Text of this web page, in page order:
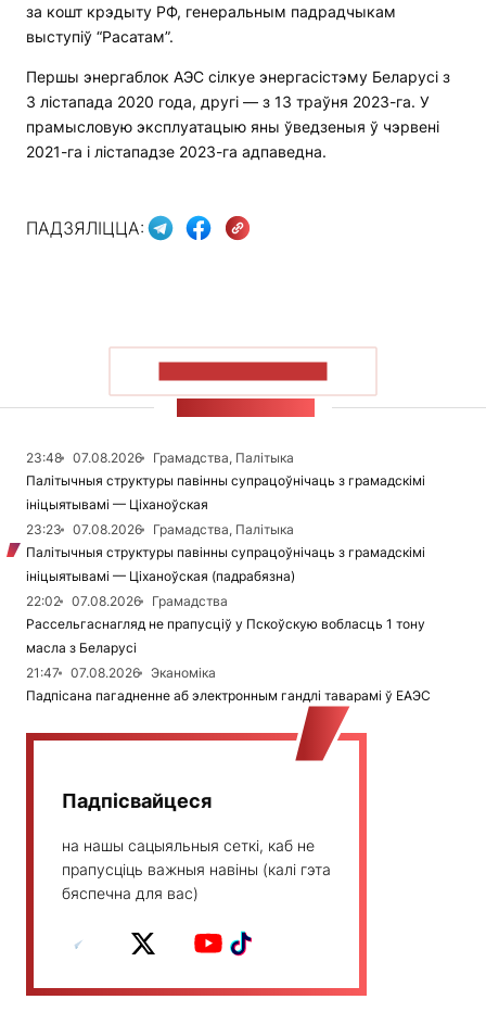
за кошт крэдыту РФ, генеральным падрадчыкам
выступіў “Расатам”.
Першы энергаблок АЭС сілкуе энергасістэму Беларусі з
3 лістапада 2020 года, другі — з 13 траўня 2023-га. У
прамысловую эксплуатацыю яны ўведзеныя ў чэрвені
2021-га і лістападзе 2023-га адпаведна.
ПАДЗЯЛІЦЦА:
23:48 07.08.2026
Грамадства, Палітыка
Палітычныя структуры павінны супрацоўнічаць з грамадскімі
ініцыятывамі — Ціханоўская
23:23
07.08.2026
Грамадства, Палітыка
Палітычныя структуры павінны супрацоўнічаць з грамадскімі
ініцыятывамі — Ціханоўская (падрабязна)
22:02
07.08.2026
Грамадства
Рассельгаснагляд не прапусціў у Пскоўскую вобласць 1 тону
масла з Беларусі
21:47
07.08.2026
Эканоміка
Падпісана пагадненне аб электронным гандлі таварамі ў ЕАЭС
Падпісвайцеся
на нашы сацыяльныя сеткі, каб не
прапусціць важныя навіны (калі гэта
бяспечна для вас)